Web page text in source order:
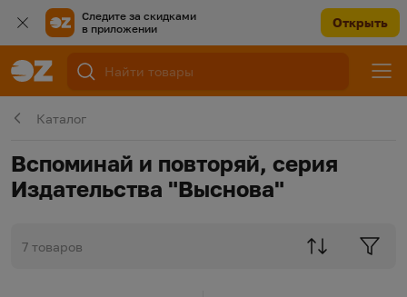
Следите за скидками
в приложении
Открыть
Каталог
Вспоминай и повторяй, серия
Издательства "Выснова"
7 товаров